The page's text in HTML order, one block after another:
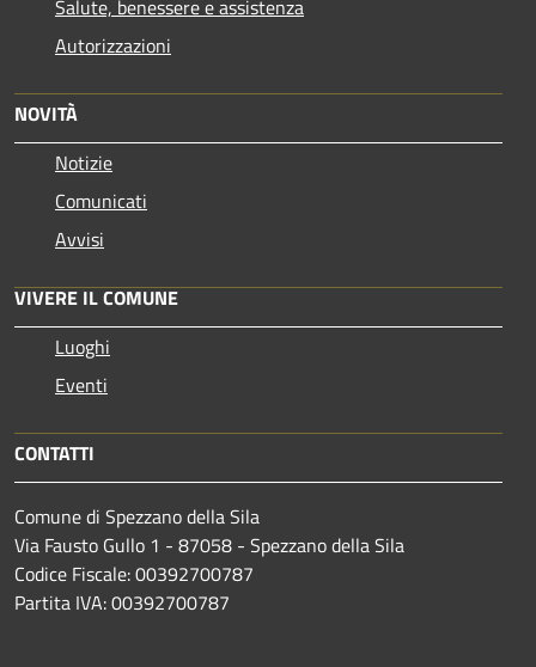
Salute, benessere e assistenza
Autorizzazioni
NOVITÀ
Notizie
Comunicati
Avvisi
VIVERE IL COMUNE
Luoghi
Eventi
CONTATTI
Comune di Spezzano della Sila
Via Fausto Gullo 1 - 87058 - Spezzano della Sila
Codice Fiscale: 00392700787
Partita IVA: 00392700787